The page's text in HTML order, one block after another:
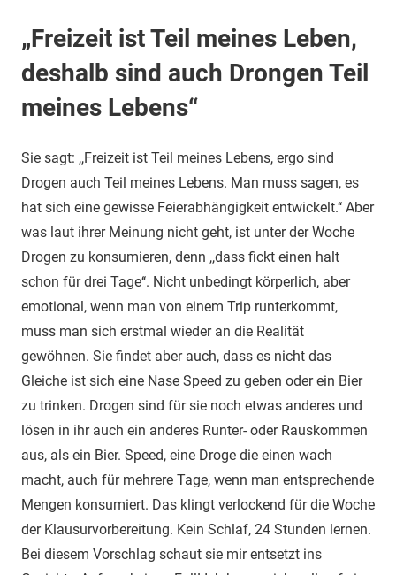
„Freizeit ist Teil meines Leben,
deshalb sind auch Drongen Teil
meines Lebens“
Sie sagt: ,,Freizeit ist Teil meines Lebens, ergo sind
Drogen auch Teil meines Lebens. Man muss sagen, es
hat sich eine gewisse Feierabhängigkeit entwickelt.‘‘ Aber
was laut ihrer Meinung nicht geht, ist unter der Woche
Drogen zu konsumieren, denn ,,dass fickt einen halt
schon für drei Tage‘‘. Nicht unbedingt körperlich, aber
emotional, wenn man von einem Trip runterkommt,
muss man sich erstmal wieder an die Realität
gewöhnen. Sie findet aber auch, dass es nicht das
Gleiche ist sich eine Nase Speed zu geben oder ein Bier
zu trinken. Drogen sind für sie noch etwas anderes und
lösen in ihr auch ein anderes Runter- oder Rauskommen
aus, als ein Bier. Speed, eine Droge die einen wach
macht, auch für mehrere Tage, wenn man entsprechende
Mengen konsumiert. Das klingt verlockend für die Woche
der Klausurvorbereitung. Kein Schlaf, 24 Stunden lernen.
Bei diesem Vorschlag schaut sie mir entsetzt ins